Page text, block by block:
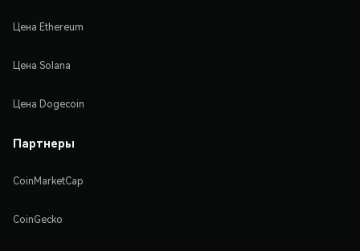
Цена Ethereum
Цена Solana
Цена Dogecoin
Партнеры
CoinMarketCap
CoinGecko